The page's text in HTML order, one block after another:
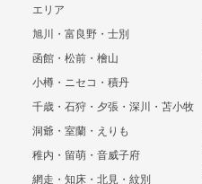
エリア
旭川・富良野・士別
函館・松前・檜山
小樽・ニセコ・積丹
千歳・石狩・夕張・深川・苫小牧
洞爺・室蘭・えりも
稚内・留萌・音威子府
網走・知床・北見・紋別